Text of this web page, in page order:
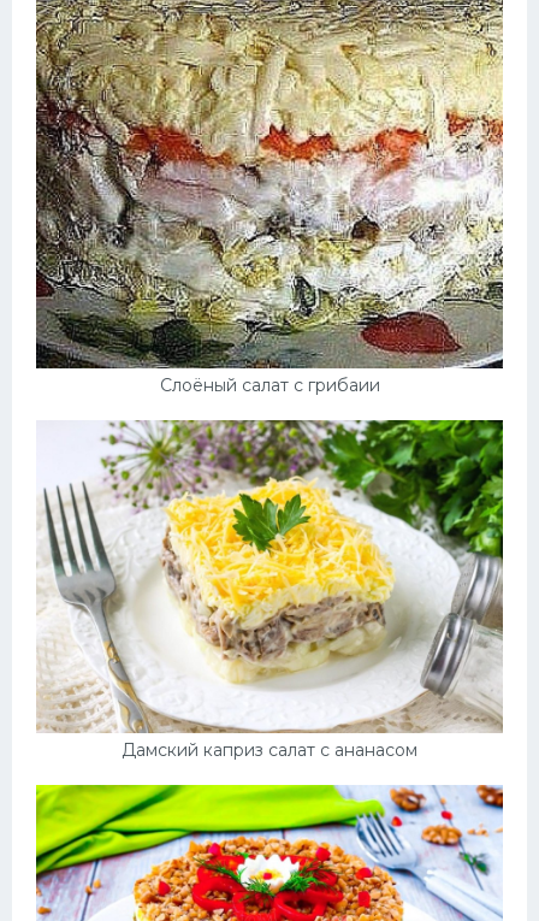
Слоёный салат с грибаии
Дамский каприз салат с ананасом